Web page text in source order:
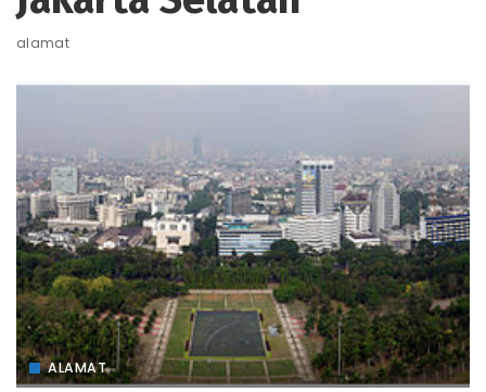
alamat
ALAMAT